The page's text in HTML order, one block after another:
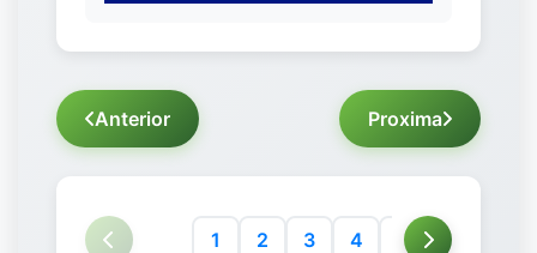
Anterior Proxima
1 2 3 4 5 6